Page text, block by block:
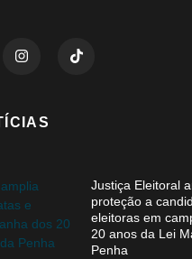
Justiça Eleitoral
proteção a
eleitoras em
20 anos da Lei
Penha